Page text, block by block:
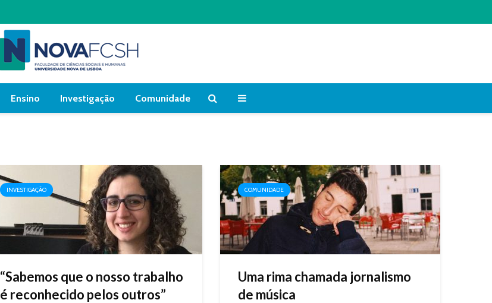
Ensino Investigação Comunidade
INVESTIGAÇÃO
“Sabemos que o nosso trabalho
é reconhecido pelos outros”
COMUNIDADE
Uma rima chamada jornalismo
de música